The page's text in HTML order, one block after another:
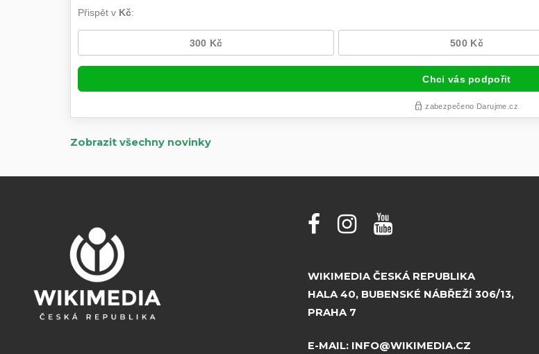
Zobrazit všechny novinky
WIKIMEDIA ČESKÁ REPUBLIKA
HALA 40, BUBENSKÉ NÁBŘEŽÍ 306/13,
PRAHA 7
E-MAIL: INFO@WIKIMEDIA.CZ